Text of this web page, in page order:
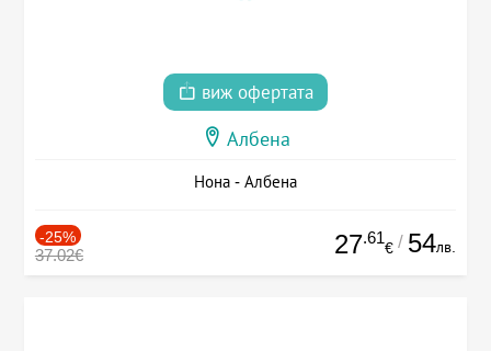
виж офертата
Албена
Нона - Албена
-25%
37.02€ 27.61
€ / 54лв.